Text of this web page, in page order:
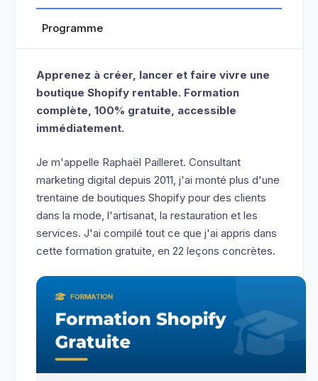
Programme
Apprenez à créer, lancer et faire vivre une
boutique Shopify rentable. Formation
complète, 100% gratuite, accessible
immédiatement.
Je m'appelle Raphaël Pailleret. Consultant
marketing digital depuis 2011, j'ai monté plus d'une
trentaine de boutiques Shopify pour des clients
dans la mode, l'artisanat, la restauration et les
services. J'ai compilé tout ce que j'ai appris dans
cette formation gratuite, en 22 leçons concrètes.